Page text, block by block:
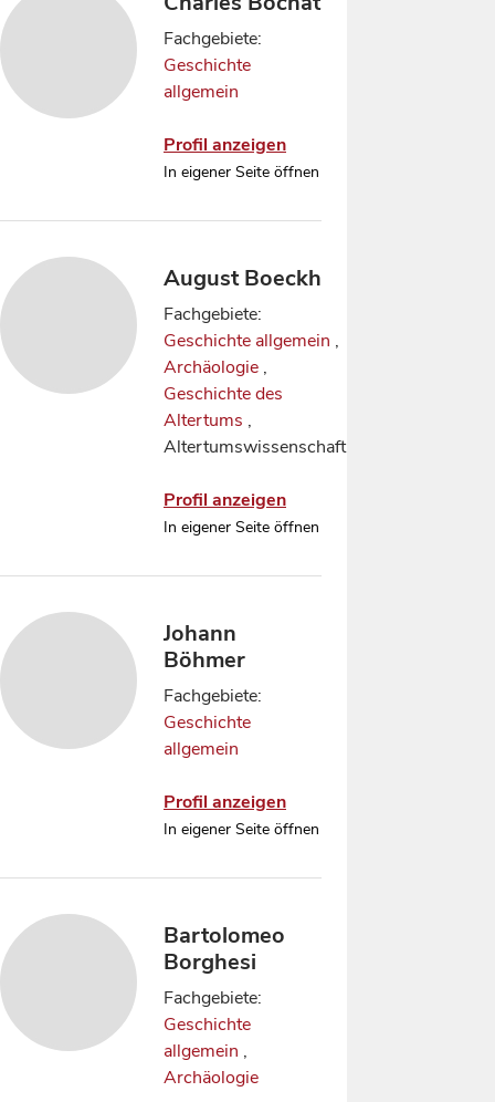
Fachgebiete:
Geschichte
allgemein
Profil anzeigen
In eigener Seite öffnen
August Boeckh
Fachgebiete:
Geschichte allgemein ,
Archäologie ,
Geschichte des
Altertums ,
Altertumswissenschaft
Profil anzeigen
In eigener Seite öffnen
Johann
Böhmer
Fachgebiete:
Geschichte
allgemein
Profil anzeigen
In eigener Seite öffnen
Bartolomeo
Borghesi
Fachgebiete:
Geschichte
allgemein ,
Archäologie